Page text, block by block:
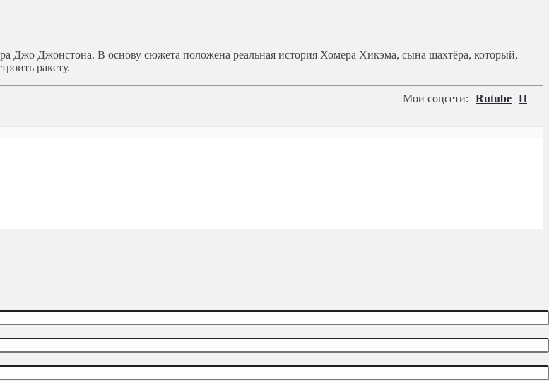
Джо Джонстона. В основу сюжета положена реальная история Хомера Хикэма, сына шахтёра, который,
ракету.
Мои соцсети: Rutube П